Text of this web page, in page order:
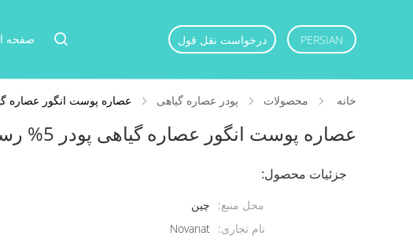
صفحه درخواست نقل قول PERSIAN
خانه محصولات پودر عصاره گیاهی عصاره پوست انگور عصاره گیاهی پودر 5%
عصاره پوست انگور عصاره گیاهی پودر 5% رسوراترول 30% پلی فنول
جزئیات محصول:
محل منبع:
چین
نام تجاری: Novanat